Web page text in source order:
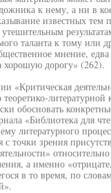
к нему, а ни в
известных тем
таланта к тому или
мнение,
хорошую дорогу» (262).
«Критическая
литературной
обосновать
«Библиотека для
литературного
с точки зрения
а именно
в то время, по